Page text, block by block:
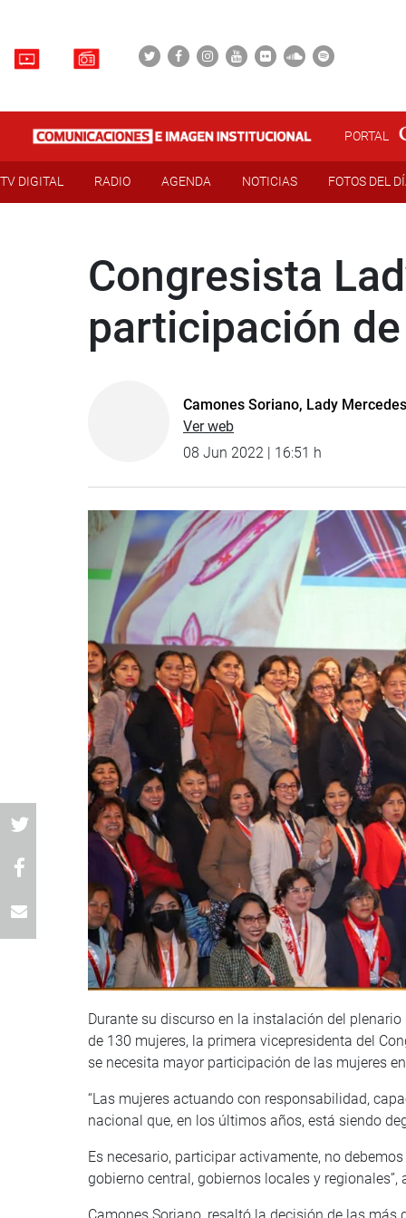
PORTAL
TV DIGITAL RADIO AGENDA NOTICIAS FOTOS DEL
Congresista
participación
Camones Soriano, Lady Mercedes
Ver web
08 Jun 2022 | 16:51 h
Durante su discurso en la instalación del
de 130 mujeres, la primera vicepresidenta del
se necesita mayor participación de las mujeres
“Las mujeres actuando con responsabilidad,
nacional que, en los últimos años, está siendo
Es necesario, participar activamente, no
gobierno central, gobiernos locales y regionales”,